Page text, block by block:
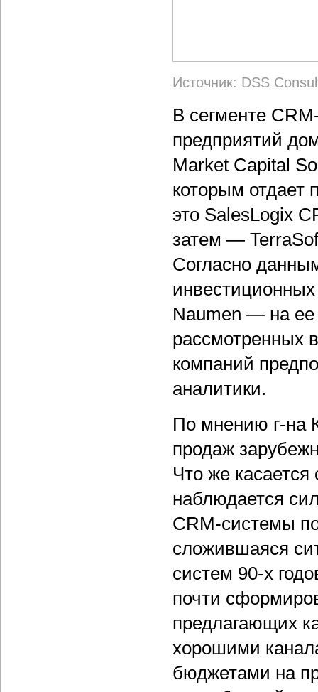
Источник: DSS
В сегменте
предприятий
Market Capital
которым отдает
это SalesLogix
затем —
Согласно
Naumen — на ее
рассмотренных
компаний
аналитики.
По мнению г-на
продаж
Что же касается
наблюдается
CRM-системы
сложившаяся
систем 90-х
почти
предлагающих
хорошими
бюджетами на